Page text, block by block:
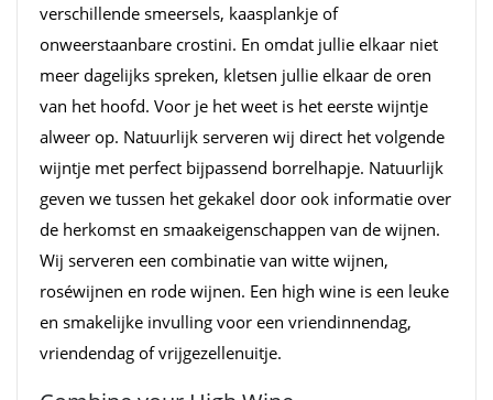
verschillende smeersels, kaasplankje of
onweerstaanbare crostini. En omdat jullie elkaar niet
meer dagelijks spreken, kletsen jullie elkaar de oren
van het hoofd. Voor je het weet is het eerste wijntje
alweer op. Natuurlijk serveren wij direct het volgende
wijntje met perfect bijpassend borrelhapje. Natuurlijk
geven we tussen het gekakel door ook informatie over
de herkomst en smaakeigenschappen van de wijnen.
Wij serveren een combinatie van witte wijnen,
roséwijnen en rode wijnen. Een high wine is een leuke
en smakelijke invulling voor een vriendinnendag,
vriendendag of vrijgezellenuitje.